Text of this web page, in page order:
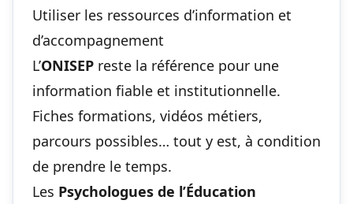
Utiliser les ressources d’information et
d’accompagnement
L’ONISEP reste la référence pour une
information fiable et institutionnelle.
Fiches formations, vidéos métiers,
parcours possibles… tout y est, à condition
de prendre le temps.
Les Psychologues de l’Éducation